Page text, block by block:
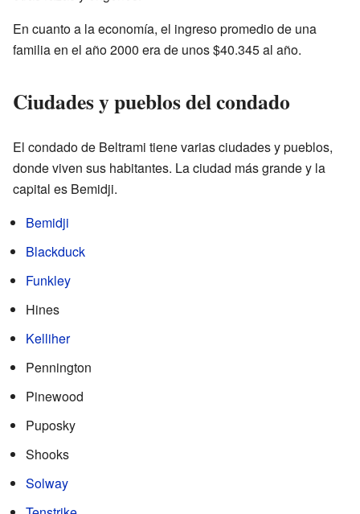
En cuanto a la economía, el ingreso promedio de una
familia en el año 2000 era de unos $40.345 al año.
Ciudades y pueblos del condado
El condado de Beltrami tiene varias ciudades y pueblos,
donde viven sus habitantes. La ciudad más grande y la
capital es Bemidji.
Bemidji
Blackduck
Funkley
Hines
Kelliher
Pennington
Pinewood
Puposky
Shooks
Solway